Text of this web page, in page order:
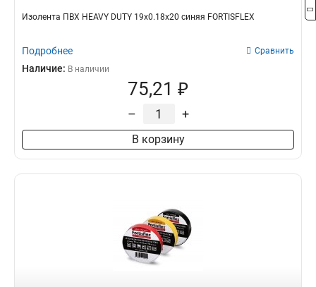
Изолента ПВХ HEAVY DUTY 19х0.18х20 синяя FORTISFLEX
Подробнее Сравнить
Наличие: В наличии
75,21 ₽
– +
В корзину